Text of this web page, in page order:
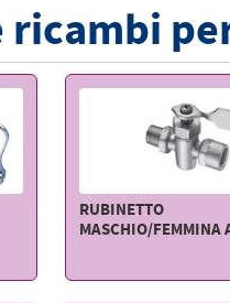
ricambi
RUBINETTO
MASCHIO/FEMMINA